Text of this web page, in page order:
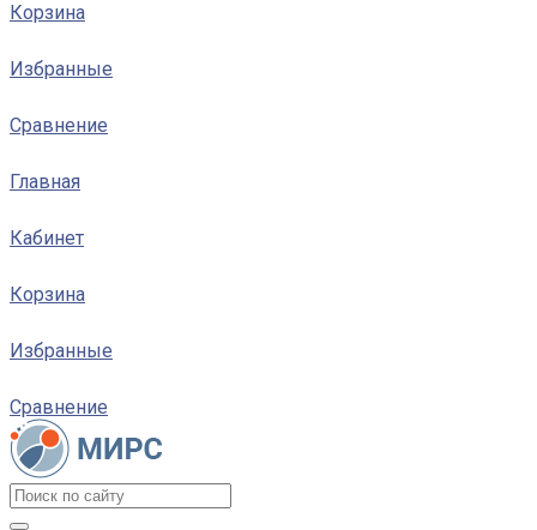
Корзина
Избранные
Сравнение
Главная
Кабинет
Корзина
Избранные
Сравнение